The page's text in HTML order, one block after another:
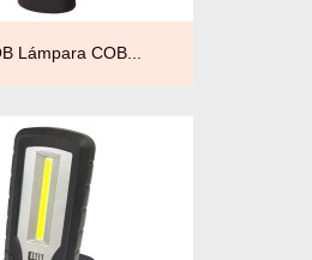
Lámpara COB...